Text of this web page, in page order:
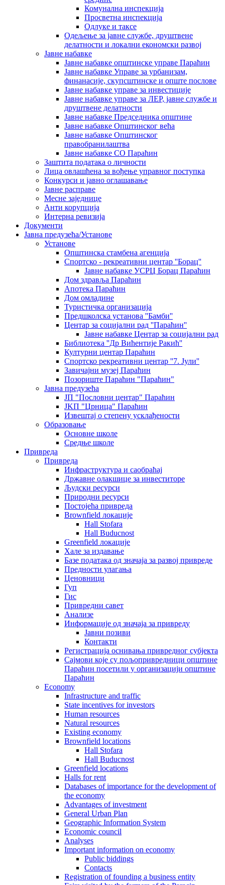
Комунална инспекција
Просветна инспекција
Одлуке и таксе
Одељење за јавне службе, друштвене
делатности и локални економски развој
Јавне набавке
Јавне набавке општинске управе Параћин
Јавне набавке Управе за урбанизам,
финанасије, скупсштинске и опште послове
Јавне набавке управе за инвестиције
Јавне набавке управе за ЛЕР, јавне службе и
друштвене делатности
Јавне набавке Председника општине
Јавне набавке Општинског већа
Јавне набавке Општинског
правобранилаштва
Јавне набавке СО Параћин
Заштита података о личности
Лица овлашћена за вођење управног поступка
Конкурси и јавно оглашавање
Јавне расправе
Месне заједнице
Анти корупција
Интерна ревизија
Документи
Јавна предузећа/Установе
Установе
Општинскa стамбенa агенцијa
Спортско - рекреативни центар ''Борац''
Јавне набавке УСРЦ Борац Параћин
Дом здравља Параћин
Апотека Параћин
Дом омладине
Туристичка организација
Предшколска установа ''Бамби''
Центар за социјални рад ''Параћин''
Јавне набавке Центар за социјални рад
Библиотека ''Др Вићентије Ракић''
Културни центар Параћин
Спортско рекреативни центар ''7. Јули''
Завичајни музеј Параћин
Позориште Параћин "Параћин"
Јавна предузећа
ЈП "Пословни центар" Параћин
ЈKП "Црница" Параћин
Извештај о степену усклађености
Образовање
Основне школе
Средње школе
Привреда
Привреда
Инфраструктура и саобраћај
Државне олакшице за инвеститоре
Људски ресурси
Природни ресурси
Постојећа привреда
Brownfield локације
Hall Stofara
Hall Buducnost
Greenfield локације
Хале за издавање
Базе података од значаја за развој привреде
Предности улагања
Ценовници
Гуп
Гис
Привредни савет
Aнализе
Информације од значаја за привреду
Јавни позиви
Контакти
Регистрација оснивања привредног субјекта
Сајмови које су пољопривредници општине
Параћин посетили у организацији општине
Параћин
Economy
Infrastructure and traffic
State incentives for investors
Human resources
Natural resources
Existing economy
Brownfield locations
Hall Stofara
Hall Buducnost
Greenfield locations
Halls for rent
Databases of importance for the development of
the economy
Advantages of investment
General Urban Plan
Geographic Information System
Еconomic council
Analyses
Important information on economy
Public biddings
Contacts
Registration of founding a business entity